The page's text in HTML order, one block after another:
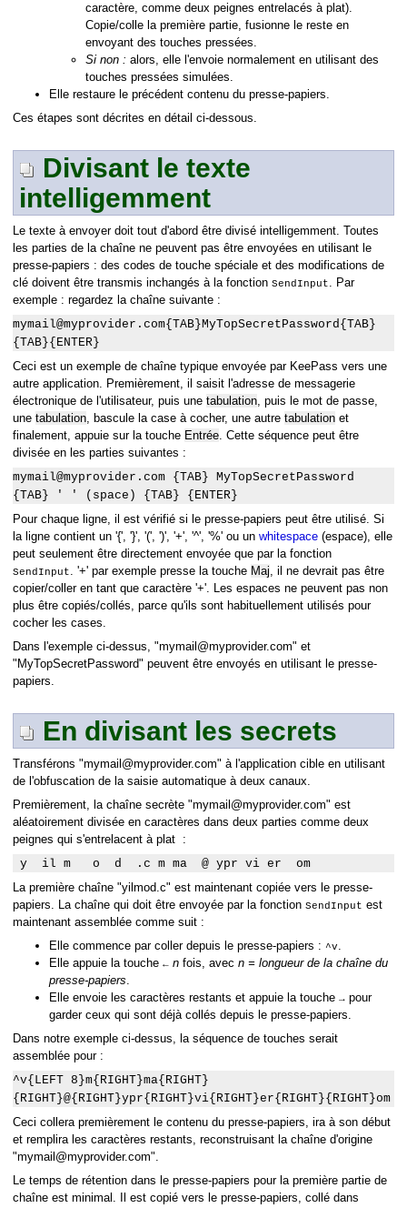
caractère, comme deux peignes entrelacés à plat).
Copie/colle la première partie, fusionne le reste en
envoyant des touches pressées.
Si non : alors, elle l'envoie normalement en utilisant des
touches pressées simulées.
Elle restaure le précédent contenu du presse-papiers.
Ces étapes sont décrites en détail ci-dessous.
Divisant le texte
intelligemment
Le texte à envoyer doit tout d'abord être divisé intelligemment. Toutes
les parties de la chaîne ne peuvent pas être envoyées en utilisant le
presse-papiers : des codes de touche spéciale et des modifications de
clé doivent être transmis inchangés à la fonction SendInput. Par
exemple : regardez la chaîne suivante :
mymail@myprovider.com{TAB}MyTopSecretPassword{TAB}
{TAB}{ENTER}
Ceci est un exemple de chaîne typique envoyée par KeePass vers une
autre application. Premièrement, il saisit l'adresse de messagerie
électronique de l'utilisateur, puis une tabulation, puis le mot de passe,
une tabulation, bascule la case à cocher, une autre tabulation et
finalement, appuie sur la touche Entrée. Cette séquence peut être
divisée en les parties suivantes :
mymail@myprovider.com {TAB} MyTopSecretPassword
{TAB} ' ' (space) {TAB} {ENTER}
Pour chaque ligne, il est vérifié si le presse-papiers peut être utilisé. Si
la ligne contient un '{', '}', '(', ')', '+', '^', '%' ou un whitespace (espace), elle
peut seulement être directement envoyée que par la fonction
SendInput. '+' par exemple presse la touche Maj, il ne devrait pas être
copier/coller en tant que caractère '+'. Les espaces ne peuvent pas non
plus être copiés/collés, parce qu'ils sont habituellement utilisés pour
cocher les cases.
Dans l'exemple ci-dessus, "mymail@myprovider.com" et
"MyTopSecretPassword" peuvent être envoyés en utilisant le presse-
papiers.
En divisant les secrets
Transférons "mymail@myprovider.com" à l'application cible en utilisant
de l'obfuscation de la saisie automatique à deux canaux.
Premièrement, la chaîne secrète "mymail@myprovider.com" est
aléatoirement divisée en caractères dans deux parties comme deux
peignes qui s'entrelacent à plat :
y il m o d .c m ma @ ypr vi er om
La première chaîne "yilmod.c" est maintenant copiée vers le presse-
papiers. La chaîne qui doit être envoyée par la fonction SendInput est
maintenant assemblée comme suit :
Elle commence par coller depuis le presse-papiers : ^v.
Elle appuie la touche ← n fois, avec n = longueur de la chaîne du
presse-papiers.
Elle envoie les caractères restants et appuie la touche → pour
garder ceux qui sont déjà collés depuis le presse-papiers.
Dans notre exemple ci-dessus, la séquence de touches serait
assemblée pour :
^v{LEFT 8}m{RIGHT}ma{RIGHT}
{RIGHT}@{RIGHT}ypr{RIGHT}vi{RIGHT}er{RIGHT}{RIGHT}om
Ceci collera premièrement le contenu du presse-papiers, ira à son début
et remplira les caractères restants, reconstruisant la chaîne d'origine
"mymail@myprovider.com".
Le temps de rétention dans le presse-papiers pour la première partie de
chaîne est minimal. Il est copié vers le presse-papiers, collé dans